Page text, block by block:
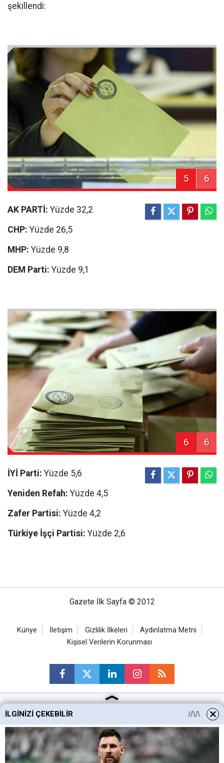
şekillendi:
5 6
AK PARTİ: Yüzde 32,2
CHP: Yüzde 26,5
MHP: Yüzde 9,8
DEM Parti: Yüzde 9,1
6 6
İYİ Parti: Yüzde 5,6
Yeniden Refah: Yüzde 4,5
Zafer Partisi: Yüzde 4,2
Türkiye İşçi Partisi: Yüzde 2,6
Gazete İlk Sayfa © 2012
Künye İletişim Gizlilik İlkeleri
Aydınlatma Metni
Kişisel Verilerin Korunması
Ankara Haberleri
Keçiören Haberleri
Altındağ Haberleri
İLGINIZI ÇEKEBILIR